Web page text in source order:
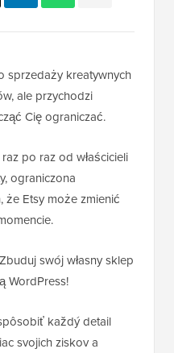
sprzedaży kreatywnych
ale przychodzi
Cię ograniczać.
raz po raz od właścicieli
ograniczona
że Etsy może zmienić
swój własny sklep
WordPress!
každý detail
svojich ziskov a